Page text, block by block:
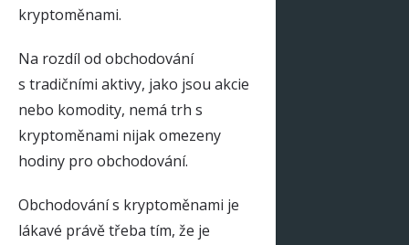
kryptoměnami.
Na rozdíl od obchodování
s tradičními aktivy, jako jsou akcie
nebo komodity, nemá trh s
kryptoměnami nijak omezeny
hodiny pro obchodování.
Obchodování s kryptoměnami je
lákavé právě třeba tím, že je